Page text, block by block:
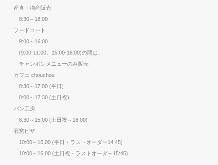
産直・物産販売
8:30～18:00
フードコート
9:00～16:00
(9:00-11:00、15:00-16:00)の間は、
チャンポンメニューのみ販売
カフェ chouchou
8:30～17:00 (平日)
8:00～17:30 (土日祝)
パン工房
8:30～15:00 (土日祝～16:00)
石窯ピザ
10:00～15:00 (平日・ラストオーダー14:45)
10:00～16:00 (土日祝・ラストオーダー15:45)